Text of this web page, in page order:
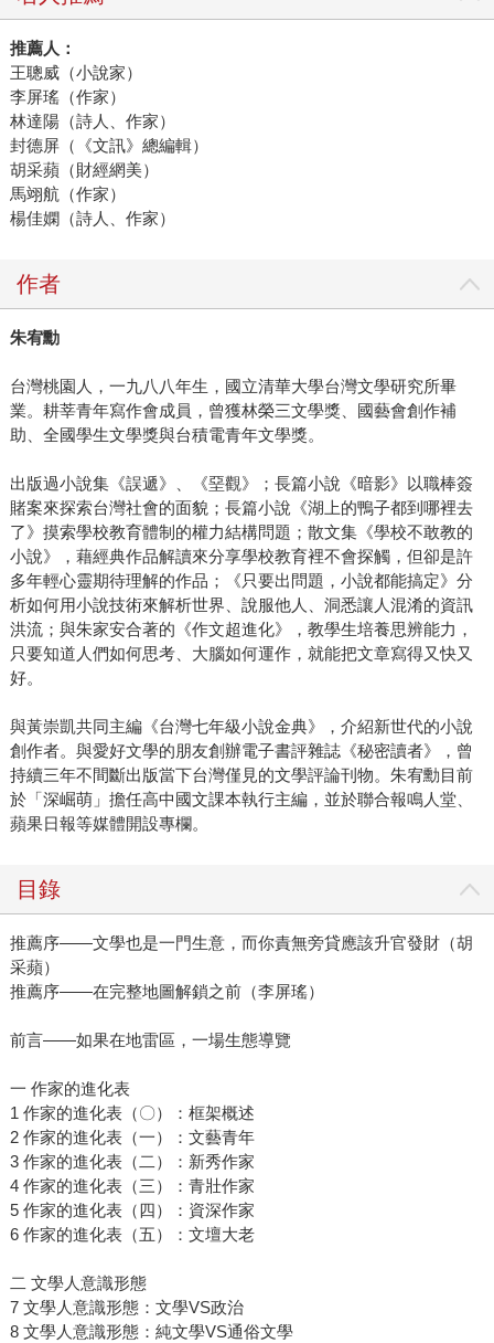
推薦人：
王聰威（小說家）
李屏瑤（作家）
林達陽（詩人、作家）
封德屏（《文訊》總編輯）
胡采蘋（財經網美）
馬翊航（作家）
楊佳嫻（詩人、作家）
作者
朱宥勳
台灣桃園人，一九八八年生，國立清華大學台灣文學研究所畢
業。耕莘青年寫作會成員，曾獲林榮三文學獎、國藝會創作補
助、全國學生文學獎與台積電青年文學獎。
出版過小說集《誤遞》、《堊觀》；長篇小說《暗影》以職棒簽
賭案來探索台灣社會的面貌；長篇小說《湖上的鴨子都到哪裡去
了》摸索學校教育體制的權力結構問題；散文集《學校不敢教的
小說》，藉經典作品解讀來分享學校教育裡不會探觸，但卻是許
多年輕心靈期待理解的作品；《只要出問題，小說都能搞定》分
析如何用小說技術來解析世界、說服他人、洞悉讓人混淆的資訊
洪流；與朱家安合著的《作文超進化》，教學生培養思辨能力，
只要知道人們如何思考、大腦如何運作，就能把文章寫得又快又
好。
與黃崇凱共同主編《台灣七年級小說金典》，介紹新世代的小說
創作者。與愛好文學的朋友創辦電子書評雜誌《秘密讀者》，曾
持續三年不間斷出版當下台灣僅見的文學評論刊物。朱宥勳目前
於「深崛萌」擔任高中國文課本執行主編，並於聯合報鳴人堂、
蘋果日報等媒體開設專欄。
目錄
推薦序——文學也是一門生意，而你責無旁貸應該升官發財（胡
采蘋）
推薦序——在完整地圖解鎖之前（李屏瑤）
前言——如果在地雷區，一場生態導覽
一 作家的進化表
1 作家的進化表（〇）：框架概述
2 作家的進化表（一）：文藝青年
3 作家的進化表（二）：新秀作家
4 作家的進化表（三）：青壯作家
5 作家的進化表（四）：資深作家
6 作家的進化表（五）：文壇大老
二 文學人意識形態
7 文學人意識形態：文學VS政治
8 文學人意識形態：純文學VS通俗文學